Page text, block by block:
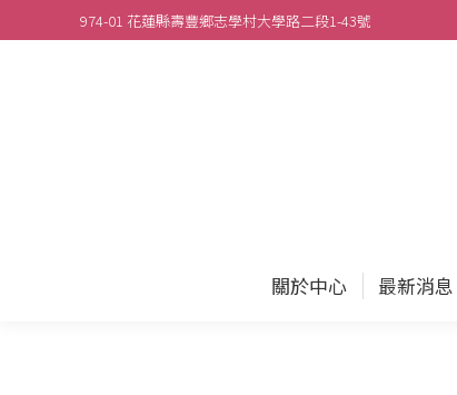
974-01 花蓮縣壽豐鄉志學村大學路二段1-43號
關於中心 最新消息